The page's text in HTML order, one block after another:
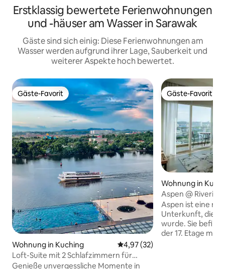
Erstklassig bewertete Ferienwohnungen
und -häuser am Wasser in Sarawak
Gäste sind sich einig: Diese Ferienwohnungen am
Wasser werden aufgrund ihrer Lage, Sauberkeit und
weiterer Aspekte hoch bewertet.
Gäste-Favorit
Gäste-Favorit
Wohnung in Kuching Durchschnittliche Bewertung:
4,97 (32)
Loft-Suite mit 2 Schlafzimmern für
7 Personen im Riverine Diamond Resort
Genieße unvergessliche Momente in
Gäste-Favorit
Gäste-Favorit
Wohnung in
Aspen @
Aspen ist eine
Unterkunft, die
wurde. Sie
der 17. Etage mit